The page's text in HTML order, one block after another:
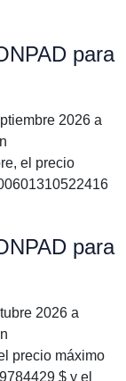
para
2026 a
el precio
para
2026 a
precio máximo
$ y el